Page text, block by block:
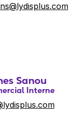
Sanou
Interne